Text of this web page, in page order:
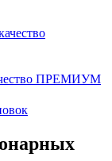
ПРЕМИУМ